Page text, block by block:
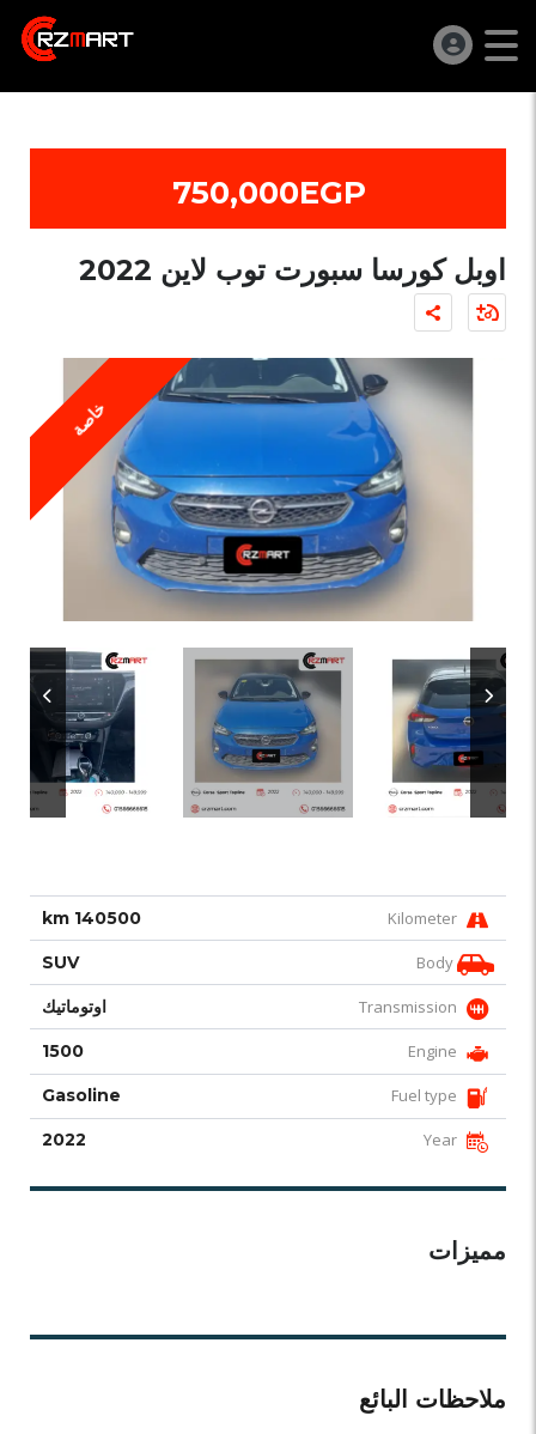
750,000EGP
اوبل كورسا سبورت توب لاين 2022
خاصة
140500 km
SUV
اوتوماتيك
1500
Gasoline
2022
مميزات
ملاحظات البائع